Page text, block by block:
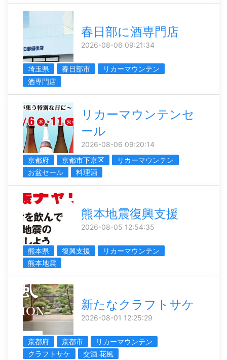
春日部に酒専門店
2026-08-06 09:21:34
埼玉県 春日部市
リカーマウンテン
酒専門店
リカーマウンテンセ
ール
2026-08-06 09:20:14
京都府
京都市下京区
リカーマウンテン
お盆セール
料理酒
熊本地震復興支援
2026-08-05 12:54:35
熊本県 復興支援
リカーマウンテン
熊本地震
新たなクラフトサケ
2026-08-01 12:25:29
京都府 京都市
リカーマウンテン
クラフトサケ
交酒 花風